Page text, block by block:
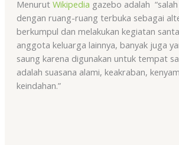
Menurut Wikipedia gazebo adalah
dengan ruang-ruang terbuka sebagai
berkumpul dan melakukan kegiatan
anggota keluarga lainnya, banyak juga
saung karena digunakan untuk tempat
adalah suasana alami, keakraban,
keindahan.”